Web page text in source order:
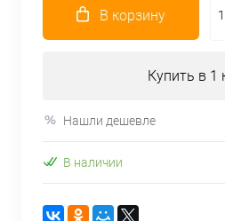
В корзину
Купить в 1
Нашли дешевле
В наличии